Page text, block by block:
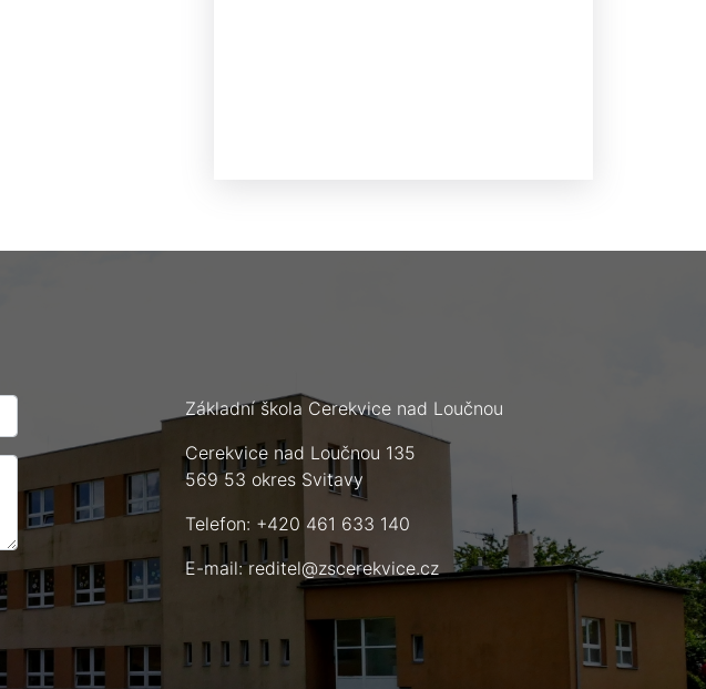
Základní škola Cerekvice nad Loučnou
Cerekvice nad Loučnou 135
569 53 okres Svitavy
Telefon: +420 461 633 140
E-mail:reditel@zscerekvice.cz